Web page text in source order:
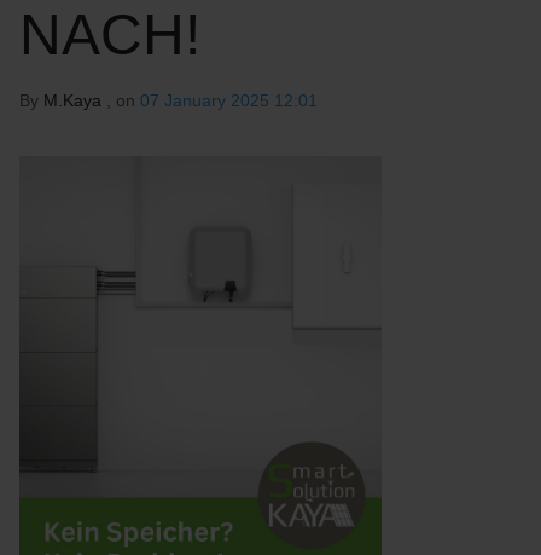
NACH!
By M.Kaya , on 07 January 2025 12:01